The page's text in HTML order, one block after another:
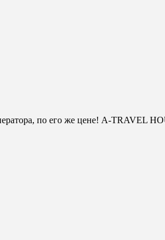
по его же цене! A-TRAVEL